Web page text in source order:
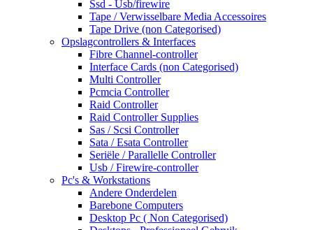
Ssd - Usb/firewire
Tape / Verwisselbare Media Accessoires
Tape Drive (non Categorised)
Opslagcontrollers & Interfaces
Fibre Channel-controller
Interface Cards (non Categorised)
Multi Controller
Pcmcia Controller
Raid Controller
Raid Controller Supplies
Sas / Scsi Controller
Sata / Esata Controller
Seriële / Parallelle Controller
Usb / Firewire-controller
Pc's & Workstations
Andere Onderdelen
Barebone Computers
Desktop Pc ( Non Categorised)